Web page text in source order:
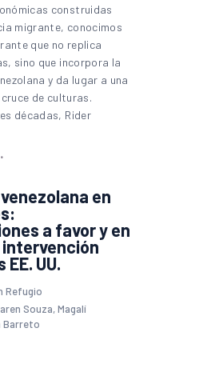
construidas
migrante, conocimos
que no replica
sino que incorpora la
y da lugar a una
de culturas.
décadas, Rider
en
a favor y en
UU.
Refugio
Souza, Magalí
Barreto